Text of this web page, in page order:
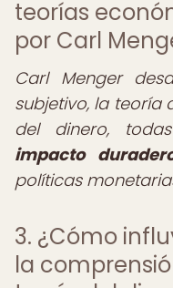
teorías
por Carl
Carl Menger
subjetivo, la teoría
del dinero,
impacto
políticas
3. ¿Cómo
la